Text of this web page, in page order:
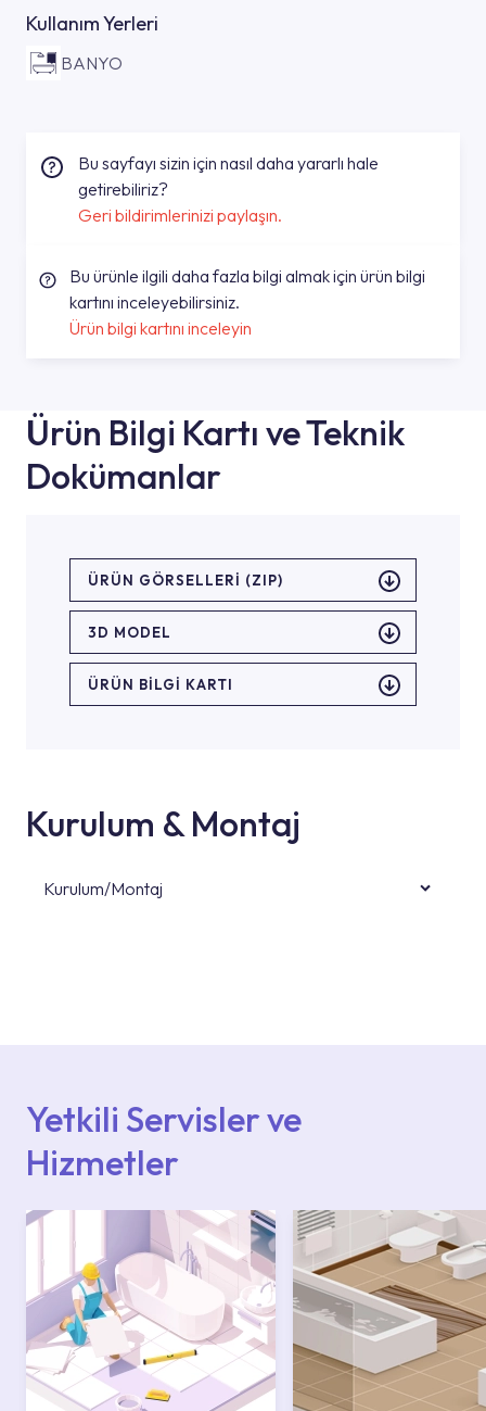
Kullanım Yerleri
BANYO
Bu sayfayı sizin için nasıl daha yararlı hale
getirebiliriz?
Geri bildirimlerinizi paylaşın.
Bu ürünle ilgili daha fazla bilgi almak için ürün bilgi
kartını inceleyebilirsiniz.
Ürün bilgi kartını inceleyin
Ürün Bilgi Kartı ve Teknik
Dokümanlar
ÜRÜN GÖRSELLERI (ZIP)
3D MODEL
ÜRÜN BILGI KARTI
Kurulum & Montaj
Kurulum/Montaj
Yetkili Servisler ve
Hizmetler